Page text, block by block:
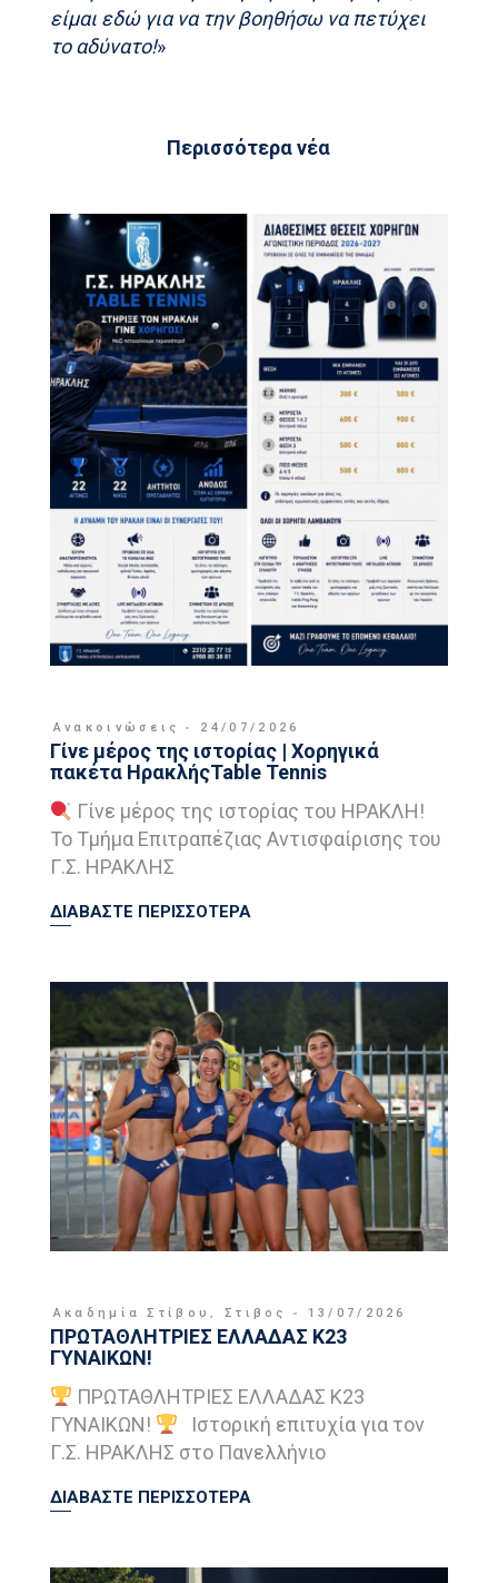
είμαι εδώ για να την βοηθήσω να πετύχει
το αδύνατο!»
Περισσότερα νέα
Ανακοινώσεις 24/07/2026
Γίνε μέρος της ιστορίας | Χορηγικά
πακέτα ΗρακλήςTable Tennis
Γίνε μέρος της ιστορίας του ΗΡΑΚΛΗ!
Το Τμήμα Επιτραπέζιας Αντισφαίρισης του
Γ.Σ. ΗΡΑΚΛΗΣ
ΔΙΑΒΑΣΤΕ ΠΕΡΙΣΣΟΤΕΡΑ
Ακαδημία Στίβου , Στιβος 13/07/2026
ΠΡΩΤΑΘΛΗΤΡΙΕΣ ΕΛΛΑΔΑΣ Κ23
ΓΥΝΑΙΚΩΝ!
ΠΡΩΤΑΘΛΗΤΡΙΕΣ ΕΛΛΑΔΑΣ Κ23
ΓΥΝΑΙΚΩΝ!
Ιστορική επιτυχία για τον
Γ.Σ. ΗΡΑΚΛΗΣ στο Πανελλήνιο
ΔΙΑΒΑΣΤΕ ΠΕΡΙΣΣΟΤΕΡΑ